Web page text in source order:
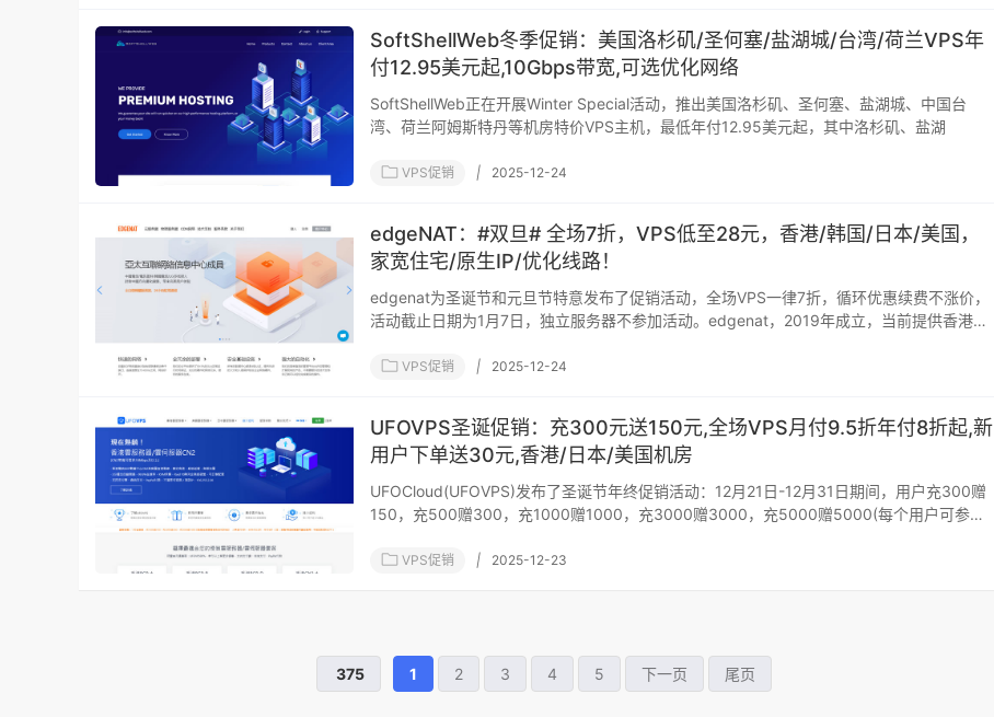
SoftShellWeb冬季促销：美国洛杉矶/圣何塞/盐湖城/台湾/荷兰VPS年
付12.95美元起,10Gbps带宽,可选优化网络
SoftShellWeb正在开展Winter Special活动，推出美国洛杉矶、圣何塞、盐湖城、中国台
湾、荷兰阿姆斯特丹等机房特价VPS主机，最低年付12.95美元起，其中洛杉矶、盐湖
VPS促销 | 2025-12-24
edgeNAT：#双旦# 全场7折，VPS低至28元，香港/韩国/日本/美国，
家宽住宅/原生IP/优化线路！
edgenat为圣诞节和元旦节特意发布了促销活动，全场VPS一律7折，循环优惠续费不涨价，
活动截止日期为1月7日，独立服务器不参加活动。edgenat，2019年成立，当前提供香港
VPS促销 | 2025-12-24
UFOVPS圣诞促销：充300元送150元,全场VPS月付9.5折年付8折起,新
用户下单送30元,香港/日本/美国机房
UFOCloud(UFOVPS)发布了圣诞节年终促销活动：12月21日-12月31日期间，用户充300赠
150，充500赠300，充1000赠1000，充3000赠3000，充5000赠5000(每个用户可参与
VPS促销 | 2025-12-23
375 1 2 3 4 5 下一页 尾页